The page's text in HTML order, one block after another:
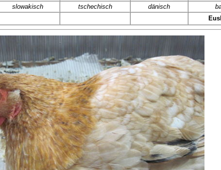
slowakisch tschechisch dänisch